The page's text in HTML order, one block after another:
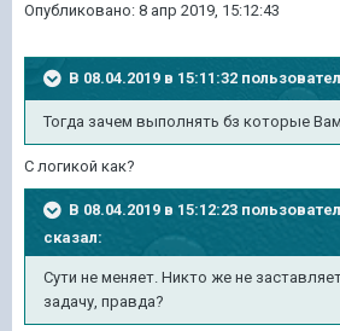
Опубликовано: 8 апр 2019, 15:12:43
В 08.04.2019 в 15:11:32
Тогда зачем выполнять бз которые
С логикой как?
В 08.04.2019 в 15:12:23
сказал:
Сути не меняет. Никто же не
задачу, правда?